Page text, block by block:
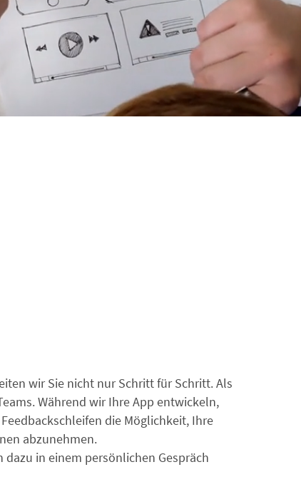
wir Sie nicht nur Schritt für Schritt. Als
Während wir Ihre App entwickeln,
die Möglichkeit, Ihre
abzunehmen.
in einem persönlichen Gespräch